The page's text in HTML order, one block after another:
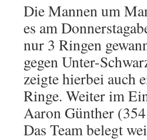
Die Mannen um
es am
nur 3 Ringen
gegen Unter-
zeigte hierbei auch
Ringe. Weiter im
Aaron Günther
Das Team belegt